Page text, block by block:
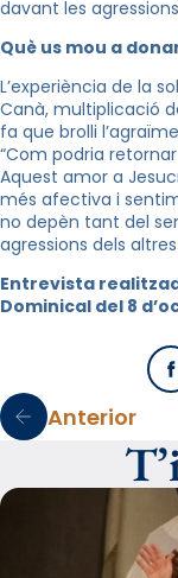
davant les
Què us mou a
L’experiència de la
Canà, multiplicació
fa que brolli
“Com podria
Aquest amor a
més afectiva i
no depèn tant del
agressions dels
Entrevista
Dominical del 8
Anterior